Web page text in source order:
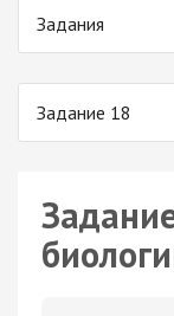
Задания
Задание 18